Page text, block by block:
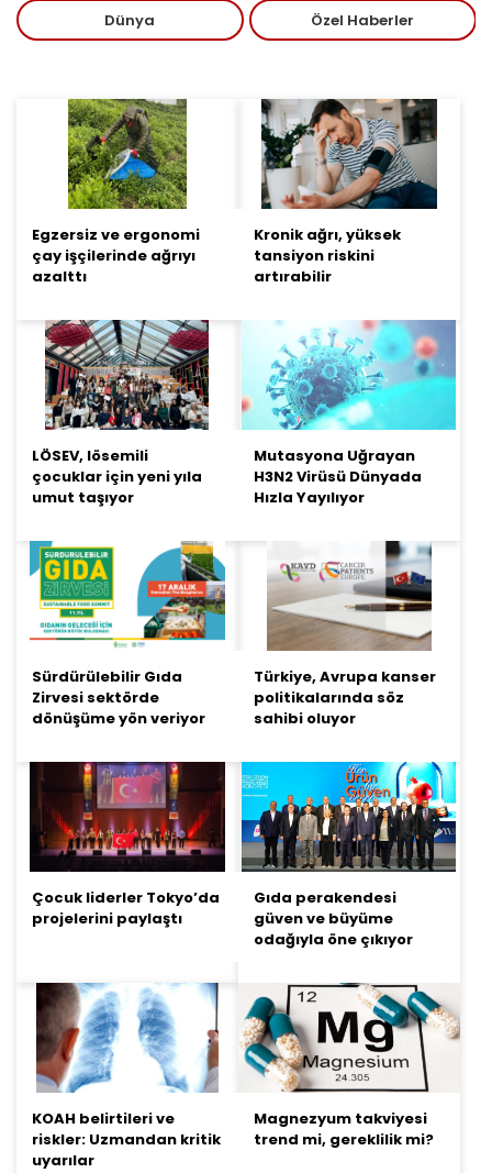
Özel Haberler Sağlık Politika
Egzersiz ve ergonomi
çay işçilerinde ağrıyı
azalttı
Kronik ağrı, yüksek
tansiyon riskini
artırabilir
LÖSEV, lösemili
çocuklar için yeni yıla
umut taşıyor
Mutasyona Uğrayan
H3N2 Virüsü Dünyada
Hızla Yayılıyor
Sürdürülebilir Gıda
Zirvesi sektörde
dönüşüme yön veriyor
Türkiye, Avrupa kanser
politikalarında söz
sahibi oluyor
Çocuk liderler Tokyo’da
projelerini paylaştı
Gıda perakendesi
güven ve büyüme
odağıyla öne çıkıyor
KOAH belirtileri ve
riskler: Uzmandan kritik
uyarılar
Magnezyum takviyesi
trend mi, gereklilik mi?